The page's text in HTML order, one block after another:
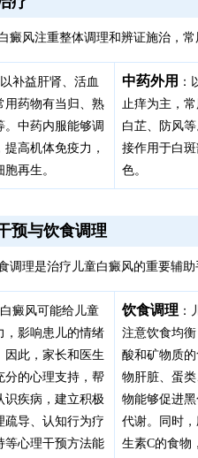
癜风注重整体调理和辨证施治，
以补益肝肾、活血
用药物有当归、熟
。中药内服能够调
高机体免疫力，
再生。
中药外用 ：
止痒为主，常
白芷、防风
接作用于白
色。
预与饮食调理
调理是治疗儿童白癜风的重要辅助
白癜风可能给儿童
，影响患儿的情绪
因此，家长和医生
分的心理支持，帮
识疾病，建立积极
疏导、认知行为疗
等心理干预方法能
饮食调理 ：
注意饮食均
酸和矿物质
物肝脏、蛋
物能够促进
代谢。同时
生素C的食物